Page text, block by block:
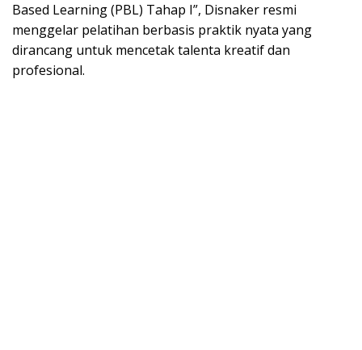
Based Learning (PBL) Tahap I”, Disnaker resmi
menggelar pelatihan berbasis praktik nyata yang
dirancang untuk mencetak talenta kreatif dan
profesional.